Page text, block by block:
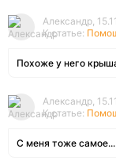
Александр,
К статье:
Похоже у него
Александр,
К статье:
С меня тоже самое...